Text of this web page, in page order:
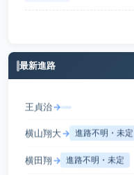
最新進路
王貞治 →
横山翔大 → 進路不明・未定
横田翔 → 進路不明・未定